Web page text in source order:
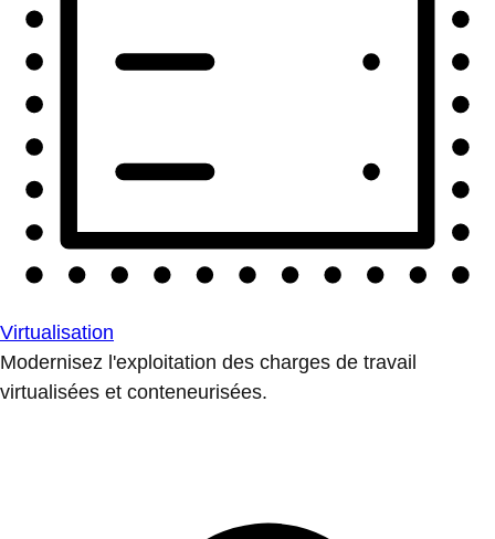
Virtualisation
Modernisez l'exploitation des charges de travail
virtualisées et conteneurisées.